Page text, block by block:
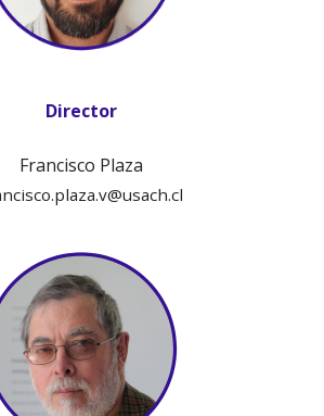
Director
Francisco Plaza